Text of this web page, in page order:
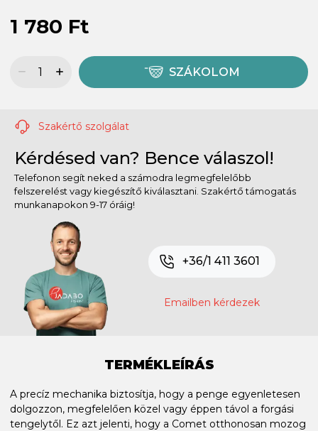
1 780 Ft
SZÁKOLOM
Szakértő szolgálat
Kérdésed van? Bence válaszol!
Telefonon segít neked a számodra legmegfelelőbb
felszerelést vagy kiegészítő kiválasztani. Szakértő támogatás
munkanapokon 9-17 óráig!
+36/1 411 3601
Emailben kérdezek
TERMÉKLEÍRÁS
A precíz mechanika biztosítja, hogy a penge egyenletesen
dolgozzon, megfelelően közel vagy éppen távol a forgási
tengelytől. Ez azt jelenti, hogy a Comet otthonosan mozog